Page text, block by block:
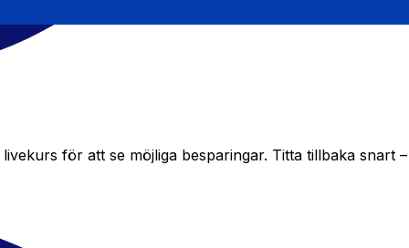
för att se möjliga besparingar. Titta tillbaka snart